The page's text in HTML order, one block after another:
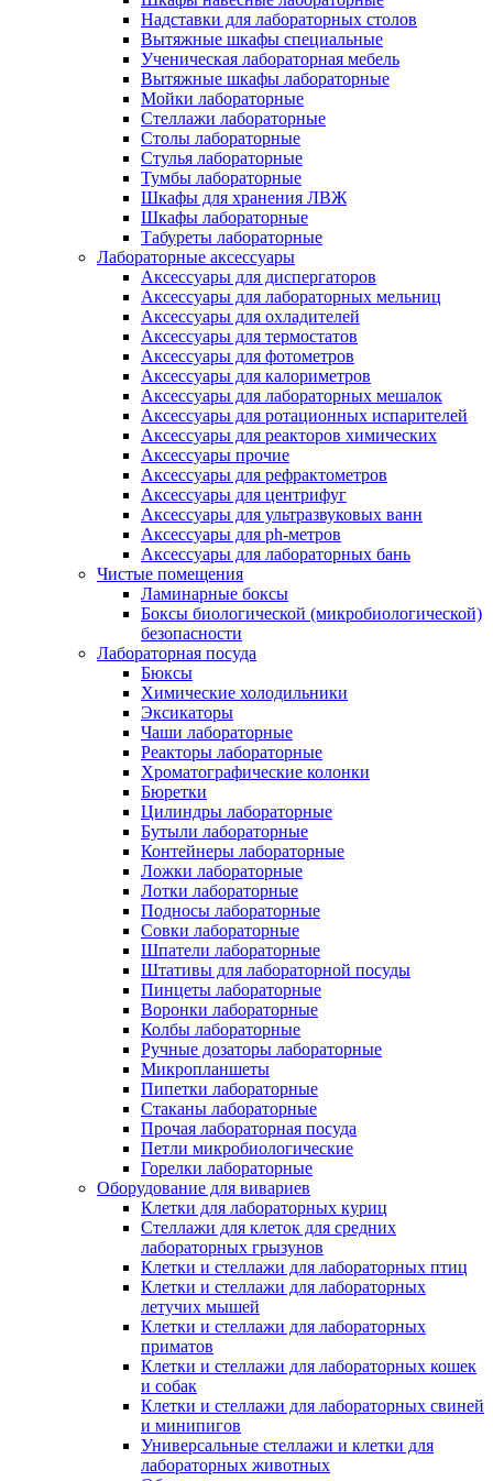
Надставки для лабораторных столов
Вытяжные шкафы специальные
Ученическая лабораторная мебель
Вытяжные шкафы лабораторные
Мойки лабораторные
Стеллажи лабораторные
Столы лабораторные
Стулья лабораторные
Тумбы лабораторные
Шкафы для хранения ЛВЖ
Шкафы лабораторные
Табуреты лабораторные
Лабораторные аксессуары
Аксессуары для диспергаторов
Аксессуары для лабораторных мельниц
Аксессуары для охладителей
Аксессуары для термостатов
Аксессуары для фотометров
Аксессуары для калориметров
Аксессуары для лабораторных мешалок
Аксессуары для ротационных испарителей
Аксессуары для реакторов химических
Аксессуары прочие
Аксессуары для рефрактометров
Аксессуары для центрифуг
Аксессуары для ультразвуковых ванн
Аксессуары для ph-метров
Аксессуары для лабораторных бань
Чистые помещения
Ламинарные боксы
Боксы биологической (микробиологической)
безопасности
Лабораторная посуда
Бюксы
Химические холодильники
Эксикаторы
Чаши лабораторные
Реакторы лабораторные
Хроматографические колонки
Бюретки
Цилиндры лабораторные
Бутыли лабораторные
Контейнеры лабораторные
Ложки лабораторные
Лотки лабораторные
Подносы лабораторные
Совки лабораторные
Шпатели лабораторные
Штативы для лабораторной посуды
Пинцеты лабораторные
Воронки лабораторные
Колбы лабораторные
Ручные дозаторы лабораторные
Микропланшеты
Пипетки лабораторные
Стаканы лабораторные
Прочая лабораторная посуда
Петли микробиологические
Горелки лабораторные
Оборудование для вивариев
Клетки для лабораторных куриц
Стеллажи для клеток для средних
лабораторных грызунов
Клетки и стеллажи для лабораторных птиц
Клетки и стеллажи для лабораторных
летучих мышей
Клетки и стеллажи для лабораторных
приматов
Клетки и стеллажи для лабораторных кошек
и собак
Клетки и стеллажи для лабораторных свиней
и минипигов
Универсальные стеллажи и клетки для
лабораторных животных